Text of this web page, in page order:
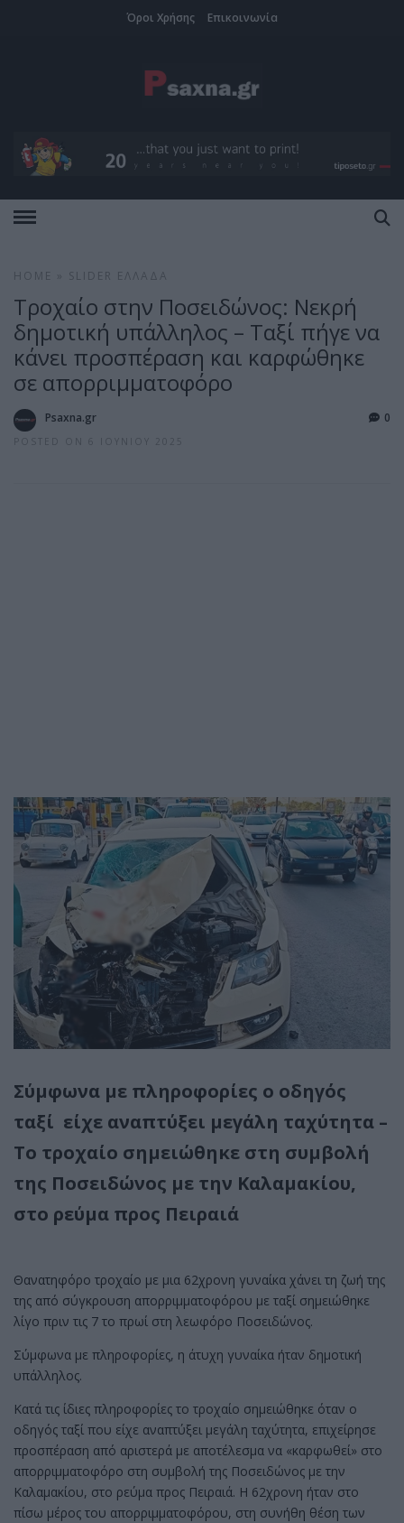
Όροι Χρήσης Επικοινωνία
HOME SLIDER ΕΛΛΆΔΑ
Τροχαίο στην Ποσειδώνος: Νεκρή
δημοτική υπάλληλος – Ταξί πήγε να
κάνει προσπέραση και καρφώθηκε
σε απορριμματοφόρο
Psaxna.gr
POSTED ON 6 ΙΟΥΝΊΟΥ 2025
0
Σύμφωνα με πληροφορίες ο οδηγός
ταξί είχε αναπτύξει μεγάλη ταχύτητα –
Το τροχαίο σημειώθηκε στη συμβολή
της Ποσειδώνος με την Καλαμακίου,
στο ρεύμα προς Πειραιά
Θανατηφόρο τροχαίο με μια 62χρονη γυναίκα χάνει τη ζωή της
της από σύγκρουση απορριμματοφόρου με ταξί σημειώθηκε
λίγο πριν τις 7 το πρωί στη λεωφόρο Ποσειδώνος.
Σύμφωνα με πληροφορίες, η άτυχη γυναίκα ήταν δημοτική
υπάλληλος.
Κατά τις ίδιες πληροφορίες το τροχαίο σημειώθηκε όταν ο
οδηγός ταξί που είχε αναπτύξει μεγάλη ταχύτητα, επιχείρησε
προσπέραση από αριστερά με αποτέλεσμα να «καρφωθεί» στο
απορριμματοφόρο στη συμβολή της Ποσειδώνος με την
Καλαμακίου, στο ρεύμα προς Πειραιά. Η 62χρονη ήταν στο
πίσω μέρος του απορριμματοφόρου, στη συνήθη θέση των